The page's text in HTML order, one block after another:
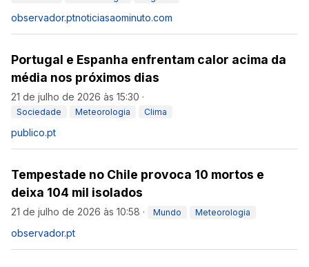
observador.ptnoticiasaominuto.com
Portugal e Espanha enfrentam calor acima da
média nos próximos dias
21 de julho de 2026 às 15:30 ·
Sociedade Meteorologia Clima
publico.pt
Tempestade no Chile provoca 10 mortos e
deixa 104 mil isolados
21 de julho de 2026 às 10:58 · Mundo Meteorologia
observador.pt